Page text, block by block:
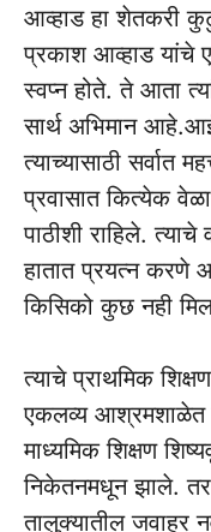
आव्हाड हा शेतकरी
प्रकाश आव्हाड यांचे
स्वप्न होते. ते आता
सार्थ अभिमान
त्याच्यासाठी सर्वात
प्रवासात कित्येक
पाठीशी राहिले.
हातात प्रयत्न
किसिको कुछ नही
त्याचे प्राथमिक
एकलव्य आश्रमशाळेत
माध्यमिक शिक्षण
निकेतनमधून झाले. तर
तालुक्यातील जवाहर